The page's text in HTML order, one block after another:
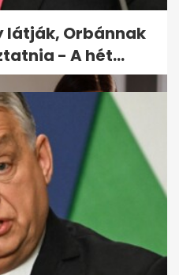
lakáshitel
látják, Orbánnak
- A hét...